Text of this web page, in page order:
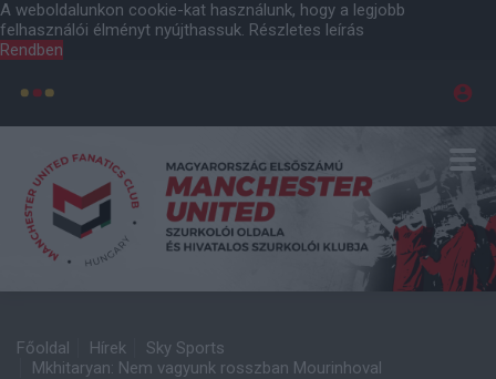
A weboldalunkon cookie-kat használunk, hogy a legjobb
felhasználói élményt nyújthassuk. Részletes leírás
Rendben
Főoldal Hírek
Sky Sports
Mkhitaryan: Nem vagyunk rosszban Mourinhoval